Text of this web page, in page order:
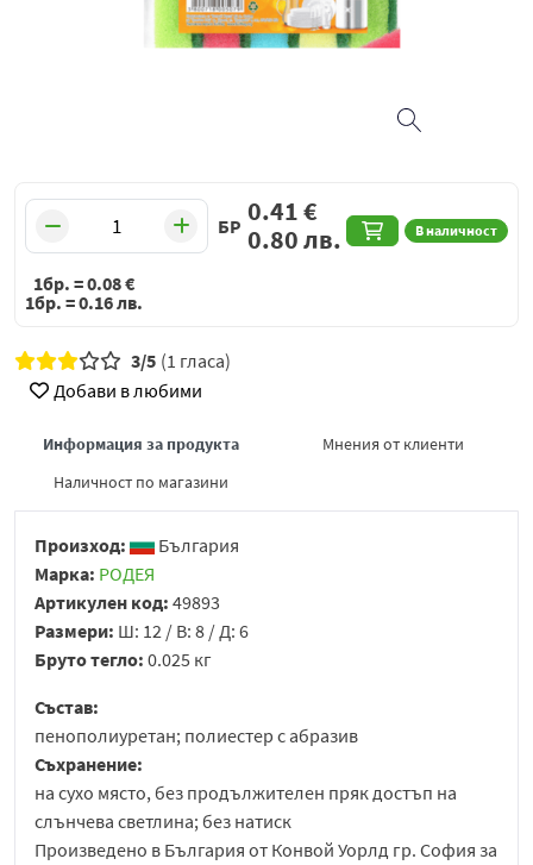
БР В наличност
0.41€
0.80лв.
1бр. =0.08€
1бр. =0.16лв.
3/5 (1 гласа)
Добави в любими
Информация за продукта
Мнения от клиенти
Наличност по магазини
Произход:
България
Марка: РОДЕЯ
Артикулен код: 49893
Размери: Ш: 12 / В: 8 / Д: 6
Бруто тегло: 0.025 кг
Състав:
пенополиуретан; полиестер с абразив
Съхранение:
на сухо място, без продължителен пряк достъп на
слънчева светлина; без натиск
Произведено в България от Конвой Уорлд гр. София за